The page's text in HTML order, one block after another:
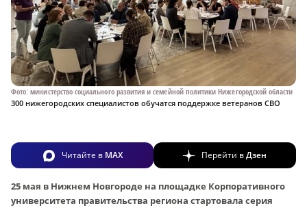
Фото: министерство социального развития и семейной политики Нижегородской области
300 нижегородских специалистов обучатся поддержке ветеранов СВО
Читайте в MAX Перейти вДзен
25 мая в Нижнем Новгороде на площадке Корпоративного
университета правительства региона стартовала серия